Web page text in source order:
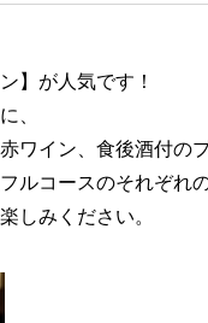
】が人気です！
、
ワイン、食後酒付の
ルコースのそれぞれ
しみください。